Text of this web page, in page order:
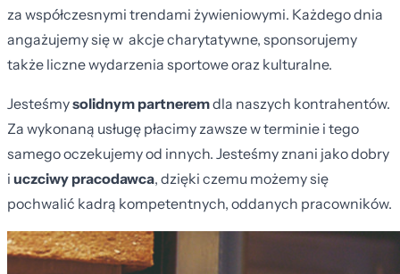
za współczesnymi trendami żywieniowymi. Każdego dnia
angażujemy się w akcje charytatywne, sponsorujemy
także liczne wydarzenia sportowe oraz kulturalne.
Jesteśmysolidnym partneremdla naszych kontrahentów.
Za wykonaną usługę płacimy zawsze w terminie i tego
samego oczekujemy od innych. Jesteśmy znani jako dobry
iuczciwy pracodawca, dzięki czemu możemy się
pochwalić kadrą kompetentnych, oddanych pracowników.